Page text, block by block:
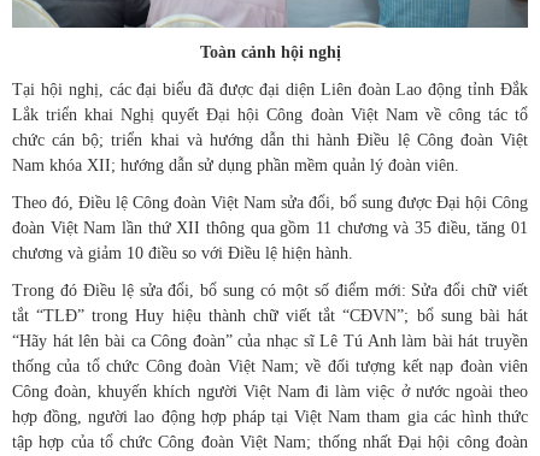
Toàn cảnh hội nghị
Tại hội nghị, các đại biểu đã được đại diện Liên đoàn Lao động tỉnh Đắk
Lắk triển khai Nghị quyết Đại hội Công đoàn Việt Nam về công tác tổ
chức cán bộ; triển khai và hướng dẫn thi hành Điều lệ Công đoàn Việt
Nam khóa XII; hướng dẫn sử dụng phần mềm quản lý đoàn viên.
Theo đó, Điều lệ Công đoàn Việt Nam sửa đổi, bổ sung được Đại hội Công
đoàn Việt Nam lần thứ XII thông qua gồm 11 chương và 35 điều, tăng 01
chương và giảm 10 điều so với Điều lệ hiện hành.
Trong đó Điều lệ sửa đổi, bổ sung có một số điểm mới: Sửa đổi chữ viết
tắt “TLĐ” trong Huy hiệu thành chữ viết tắt “CĐVN”; bổ sung bài hát
“Hãy hát lên bài ca Công đoàn” của nhạc sĩ Lê Tú Anh làm bài hát truyền
thống của tổ chức Công đoàn Việt Nam; về đối tượng kết nạp đoàn viên
Công đoàn, khuyến khích người Việt Nam đi làm việc ở nước ngoài theo
hợp đồng, người lao động hợp pháp tại Việt Nam tham gia các hình thức
tập hợp của tổ chức Công đoàn Việt Nam; thống nhất Đại hội công đoàn